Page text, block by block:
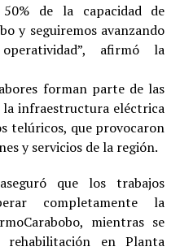
de la capacidad de
y seguiremos avanzando
afirmó la
forman parte de las
la infraestructura eléctrica
telúricos, que provocaron
y servicios de la región.
que los trabajos
completamente la
mientras se
en Planta